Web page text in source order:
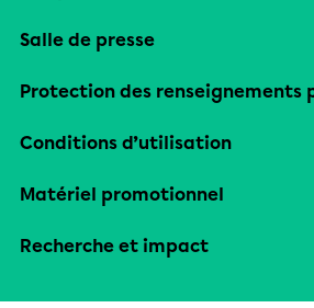
Salle de presse
Protection des renseignements
Conditions d’utilisation
Matériel promotionnel
Recherche et impact